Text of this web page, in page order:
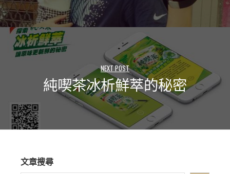
NEXT POST
純喫茶冰析鮮萃的秘密
文章搜尋